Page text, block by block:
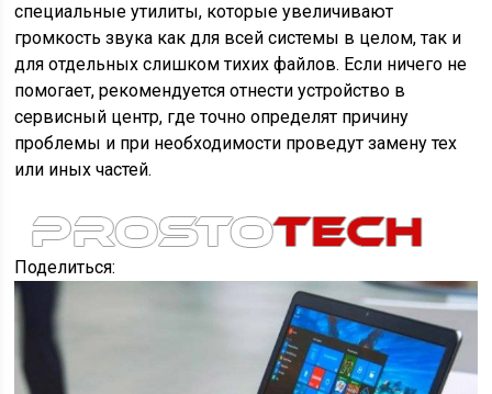
специальные утилиты, которые увеличивают
громкость звука как для всей системы в целом, так и
для отдельных слишком тихих файлов. Если ничего не
помогает, рекомендуется отнести устройство в
сервисный центр, где точно определят причину
проблемы и при необходимости проведут замену тех
или иных частей.
Поделиться: